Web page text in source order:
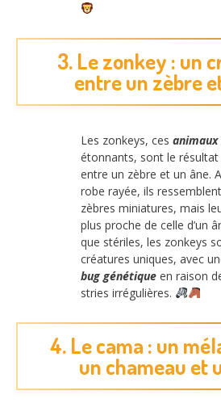
3. Le zonkey : un
entre un zèbre
Les zonkeys, ces animaux
étonnants, sont le résultat
entre un zèbre et un âne.
robe rayée, ils
zèbres miniatures, mais
plus proche de celle d’un
que stériles, les zonkeys
créatures uniques, avec
bug génétique en raison
stries irrégulières.
4. Le cama : un
un chameau et